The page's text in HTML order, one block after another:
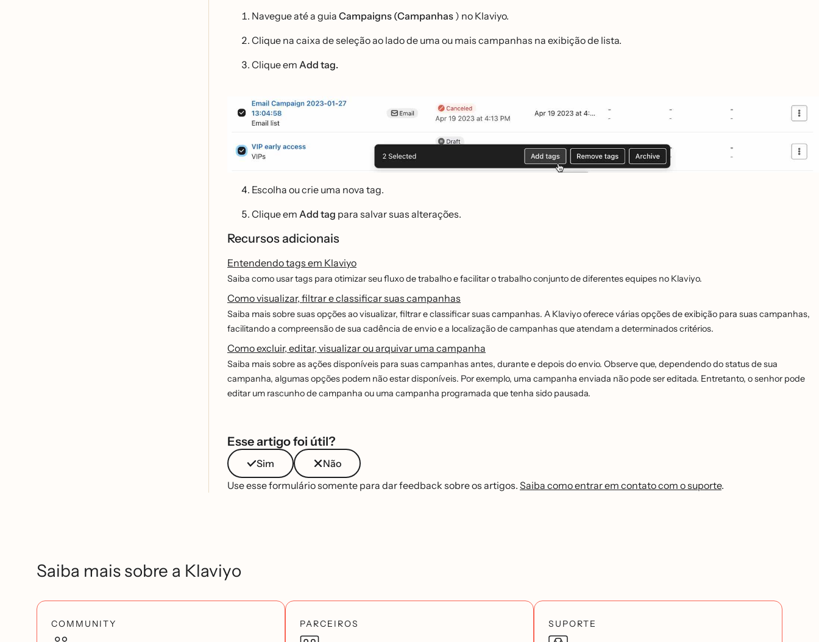
Navegue até a guia Campaigns (Campanhas ) no Klaviyo.
Clique na caixa de seleção ao lado de uma ou mais campanhas na exibição de lista.
Clique em Add tag.
Escolha ou crie uma nova tag.
Clique em Add tag para salvar suas alterações.
Recursos adicionais
Entendendo tags em Klaviyo
Saiba como usar tags para otimizar seu fluxo de trabalho e facilitar o trabalho conjunto de diferentes equipes no Klaviyo.
Como visualizar, filtrar e classificar suas campanhas
Saiba mais sobre suas opções ao visualizar, filtrar e classificar suas campanhas. A Klaviyo oferece várias opções de exibição para suas campanhas,
facilitando a compreensão de sua cadência de envio e a localização de campanhas que atendam a determinados critérios.
Como excluir, editar, visualizar ou arquivar uma campanha
Saiba mais sobre as ações disponíveis para suas campanhas antes, durante e depois do envio. Observe que, dependendo do status de sua
campanha, algumas opções podem não estar disponíveis. Por exemplo, uma campanha enviada não pode ser editada. Entretanto, o senhor pode
editar um rascunho de campanha ou uma campanha programada que tenha sido pausada.
Esse artigo foi útil?
Sim
Não
Use esse formulário somente para dar feedback sobre os artigos. Saiba como entrar em contato com o suporte.
Saiba mais sobre a Klaviyo
COMMUNITY PARCEIROS SUPORTE